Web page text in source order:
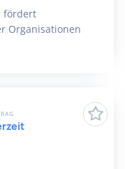
fördert
Organisationen